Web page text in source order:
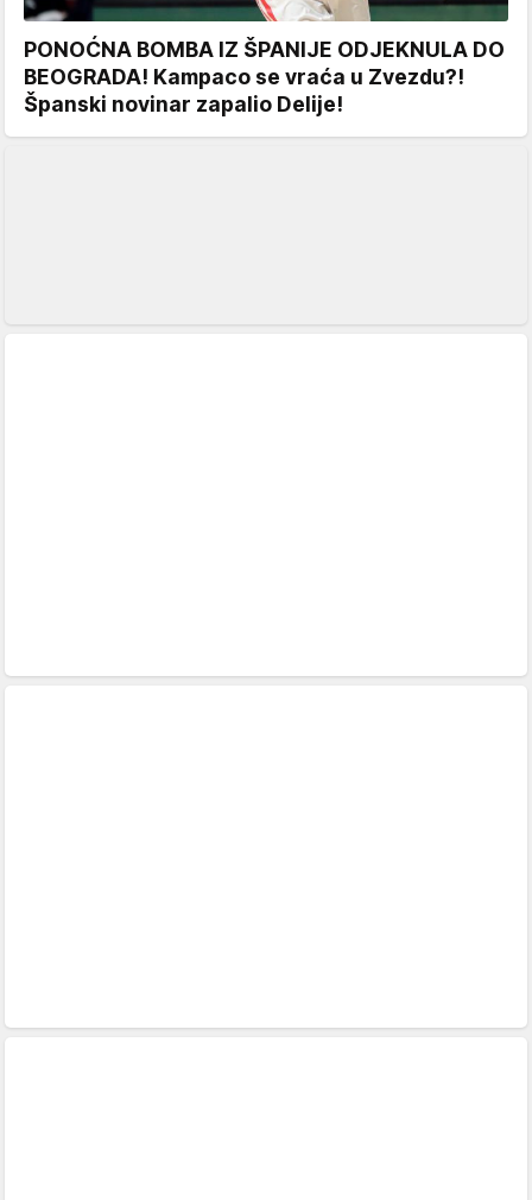
PONOĆNA BOMBA IZ ŠPANIJE ODJEKNULA DO
BEOGRADA! Kampaco se vraća u Zvezdu?!
Španski novinar zapalio Delije!